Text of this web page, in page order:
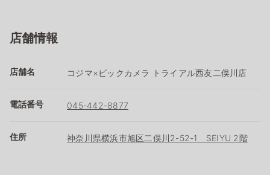
店舗情報
店舗名 コジマ×ビックカメラ トライアル西友二俣川店
電話番号 045-442-8877
住所 神奈川県横浜市旭区二俣川2-52-1 SEIYU 2階